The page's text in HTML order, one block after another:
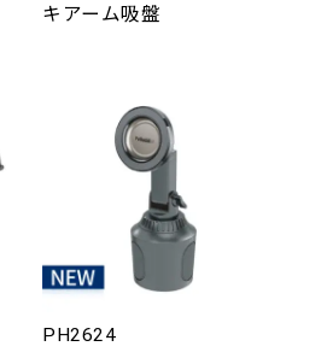
キアーム吸盤
PH2624